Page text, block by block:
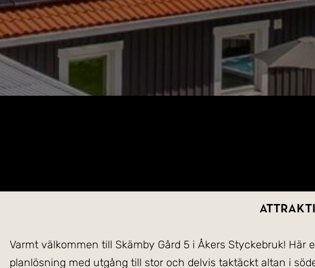
Varmt välkommen till Skämby Gård 5 i Åkers Styckebruk!
planlösning med utgång till stor och delvis taktäckt altan i